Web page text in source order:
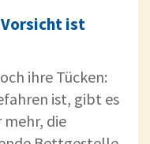
ist
ihre Tücken:
ist, gibt es
die